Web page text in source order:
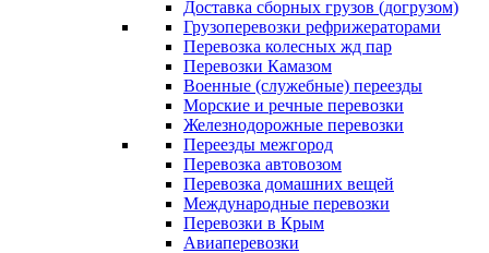
Доставка сборных грузов (догрузом)
Грузоперевозки рефрижераторами
Перевозка колесных жд пар
Перевозки Камазом
Военные (служебные) переезды
Морские и речные перевозки
Железнодорожные перевозки
Переезды межгород
Перевозка автовозом
Перевозка домашних вещей
Международные перевозки
Перевозки в Крым
Авиаперевозки